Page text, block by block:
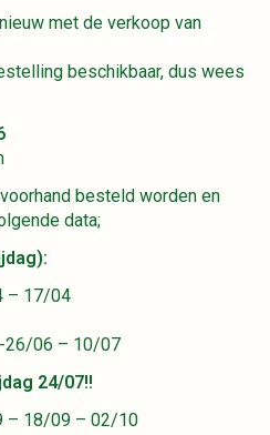
met de verkoop van
beschikbaar, dus wees
besteld worden en
data;
– 17/04
06 – 10/07
24/07!!
– 18/09 – 02/10